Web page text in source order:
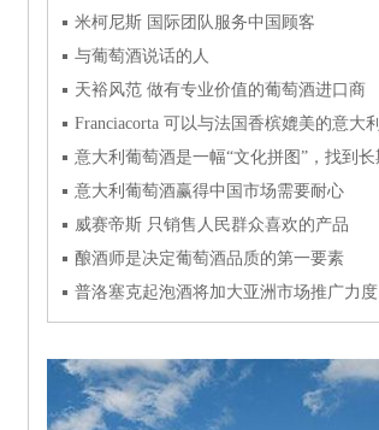
米柯尼斯 国际团队服务中国顾客
与葡萄酒说话的人
天裕风范 做有专业价值的葡萄酒进口商
意大利葡萄酒赢得中国市场需要耐心
威赛帝斯 只销售人民群众喜欢的产品
酿酒师是决定葡萄酒品质的第一要素
普洛塞克起泡酒将加大亚洲市场推广力度